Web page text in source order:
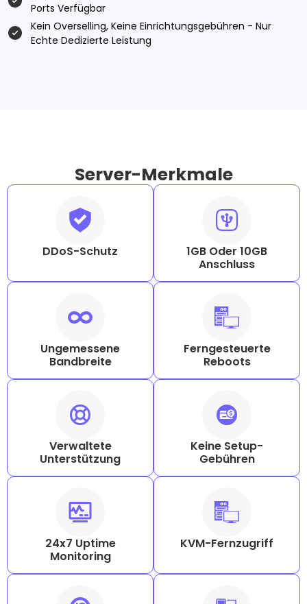
Ports Verfügbar
Kein Overselling, Keine Einrichtungsgebühren - Nur
Echte Dedizierte Leistung
Server-Merkmale
DDoS-Schutz
1GB Oder 10GB
Anschluss
Ungemessene
Bandbreite
Ferngesteuerte
Reboots
Verwaltete
Unterstützung
Keine Setup-
Gebühren
24x7 Uptime
Monitoring
KVM-Fernzugriff